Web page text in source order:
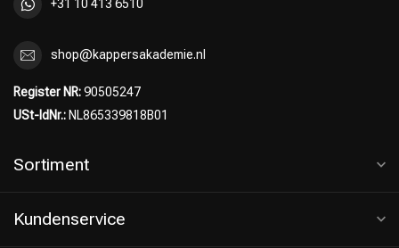
+31 10 413 6510
shop@kappersakademie.nl
Register NR:90505247
USt-IdNr.: NL865339818B01
Sortiment
Kundenservice